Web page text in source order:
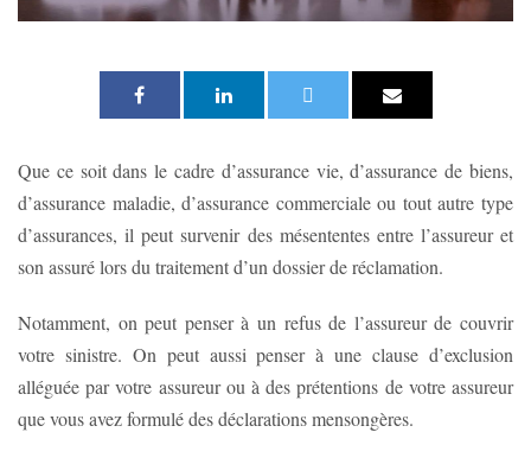
Que ce soit dans le cadre d’assurance vie, d’assurance de biens,
d’assurance maladie, d’assurance commerciale ou tout autre type
d’assurances, il peut survenir des mésententes entre l’assureur et
son assuré lors du traitement d’un dossier de réclamation.
Notamment, on peut penser à un refus de l’assureur de couvrir
votre sinistre. On peut aussi penser à une clause d’exclusion
alléguée par votre assureur ou à des prétentions de votre assureur
que vous avez formulé des déclarations mensongères.